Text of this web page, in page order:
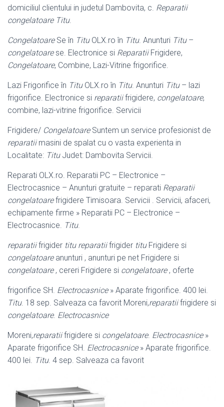
domiciliul clientului in judetul Dambovita, c. Reparatii
congelatoare Titu.
CongelatoareSe în TituOLX.ro în Titu. Anunturi Titu–
congelatoarese. Electronice si ReparatiiFrigidere,
Congelatoare, Combine, Lazi-Vitrine frigorifice.
Lazi Frigorifice în TituOLX.ro în Titu. Anunturi Titu– lazi
frigorifice. Electronice si reparatiifrigidere, congelatoare,
combine, lazi-vitrine frigorifice. Servicii
Frigidere/ CongelatoareSuntem un service profesionist de
reparatiimasini de spalat cu o vasta experienta in
Localitate: TituJudet: Dambovita Servicii.
Reparati OLX.ro. Reparatii PC – Electronice –
Electrocasnice – Anunturi gratuite – reparati Reparatii
congelatoarefrigidere Timisoara. Servicii . Servicii, afaceri,
echipamente firme » Reparatii PC – Electronice –
Electrocasnice. Titu.
reparatiifrigider titu reparatiifrigider tituFrigidere si
congelatoareanunturi , anunturi pe net Frigidere si
congelatoare, cereri Frigidere si congelatoare, oferte
frigorifice SH. Electrocasnice» Aparate frigorifice. 400 lei.
Titu. 18 sep. Salveaza ca favorit Moreni,reparatiifrigidere si
congelatoare. Electrocasnice
Moreni,reparatiifrigidere si congelatoare. Electrocasnice»
Aparate frigorifice SH. Electrocasnice» Aparate frigorifice.
400 lei. Titu. 4 sep. Salveaza ca favorit